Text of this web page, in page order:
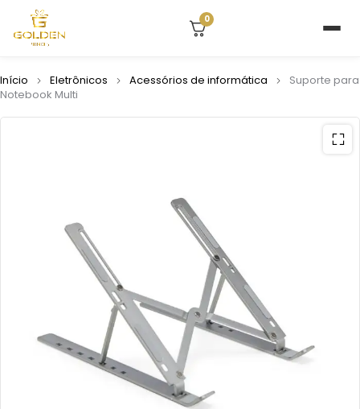
0
Início Eletrônicos Acessórios de informática
Suporte para
Notebook Multi